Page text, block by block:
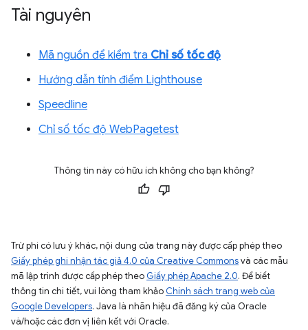
Tài nguyên
Mã nguồn để kiểm tra Chỉ số tốc độ
Hướng dẫn tính điểm Lighthouse
Speedline
Chỉ số tốc độ WebPagetest
Thông tin này có hữu ích không cho bạn không?
Trừ phi có lưu ý khác, nội dung của trang này được cấp phép theo
Giấy phép ghi nhận tác giả 4.0 của Creative Commonsvà các mẫu
mã lập trình được cấp phép theo Giấy phép Apache 2.0. Để biết
thông tin chi tiết, vui lòng tham khảo Chính sách trang web của
Google Developers. Java là nhãn hiệu đã đăng ký của Oracle
và/hoặc các đơn vị liên kết với Oracle.